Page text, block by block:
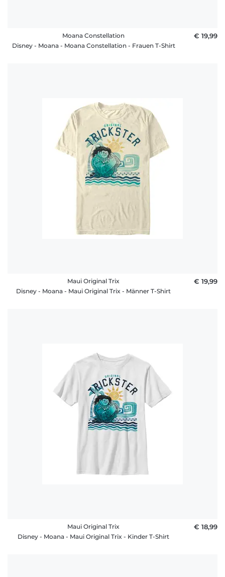
Moana Constellation
Disney - Moana - Moana Constellation - Frauen T-Shirt
€ 19,99
Maui Original Trix
Disney - Moana - Maui Original Trix - Männer T-Shirt
€ 19,99
Maui Original Trix
Disney - Moana - Maui Original Trix - Kinder T-Shirt
€ 18,99